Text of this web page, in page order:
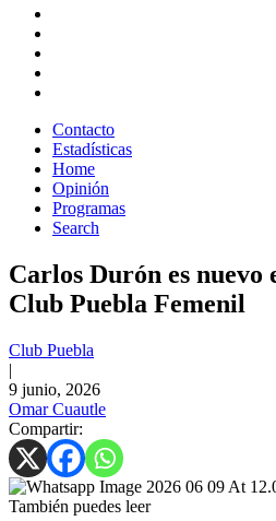
Contacto
Estadísticas
Home
Opinión
Programas
Search
Carlos Durón es nuevo
Club Puebla Femenil
Club Puebla
|
9 junio, 2026
Omar Cuautle
Compartir:
También puedes leer